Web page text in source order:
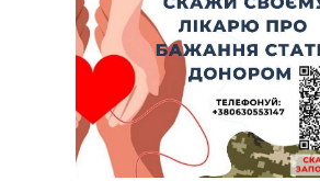
У Вільшанській громаді
захисником, який помер від
Всі опинилися в кюветі: у Будищі
автомобілі та мотоцикл
На Черкащині боржникам за
нарахують 3% річних та
Черкащина серед лідерів за